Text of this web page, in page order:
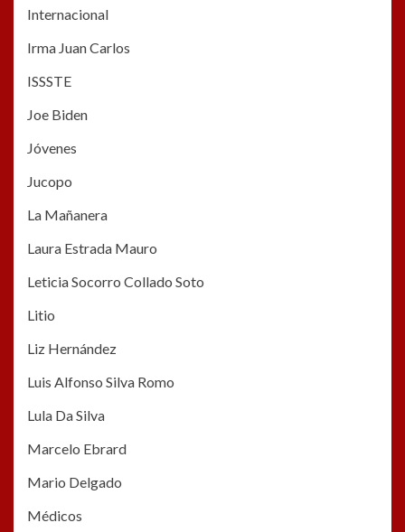
Internacional
Irma Juan Carlos
ISSSTE
Joe Biden
Jóvenes
Jucopo
La Mañanera
Laura Estrada Mauro
Leticia Socorro Collado Soto
Litio
Liz Hernández
Luis Alfonso Silva Romo
Lula Da Silva
Marcelo Ebrard
Mario Delgado
Médicos